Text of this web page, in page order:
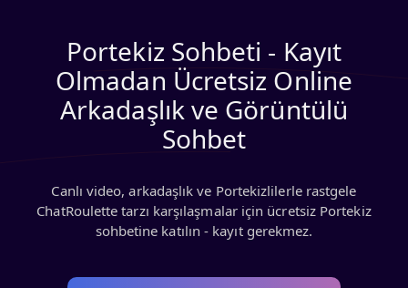
Portekiz Sohbeti - Kayıt
Olmadan Ücretsiz Online
Arkadaşlık ve Görüntülü
Sohbet
Canlı video, arkadaşlık ve Portekizlilerle rastgele
ChatRoulette tarzı karşılaşmalar için ücretsiz Portekiz
sohbetine katılın - kayıt gerekmez.